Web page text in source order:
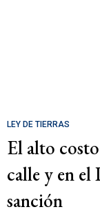
LEY DE TIERRAS
El alto
calle y en el
sanción